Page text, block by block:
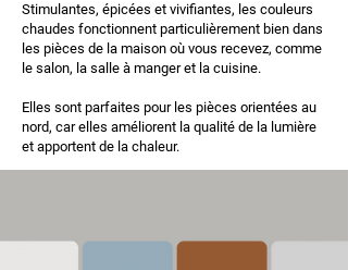
Stimulantes, épicées et vivifiantes, les couleurs
chaudes fonctionnent particulièrement bien dans
les pièces de la maison où vous recevez, comme
le salon, la salle à manger et la cuisine.
Elles sont parfaites pour les pièces orientées au
nord, car elles améliorent la qualité de la lumière
et apportent de la chaleur.